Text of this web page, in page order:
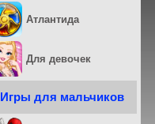
Атлантида
Для девочек
Игры для мальчиков